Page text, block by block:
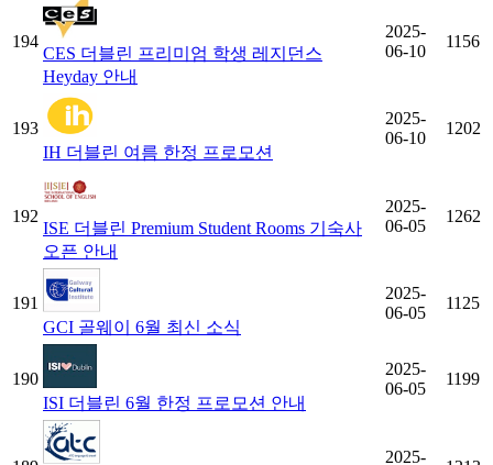
194
CES 더블린 프리미엄 학생 레지던스
Heyday 안내
2025-
06-10
1156
193
IH 더블린 여름 한정 프로모션
2025-
06-10
1202
192
ISE 더블린 Premium Student Rooms 기숙사
오픈 안내
2025-
06-05
1262
191
GCI 골웨이 6월 최신 소식
2025-
06-05
1125
190
ISI 더블린 6월 한정 프로모션 안내
2025-
06-05
1199
2025-